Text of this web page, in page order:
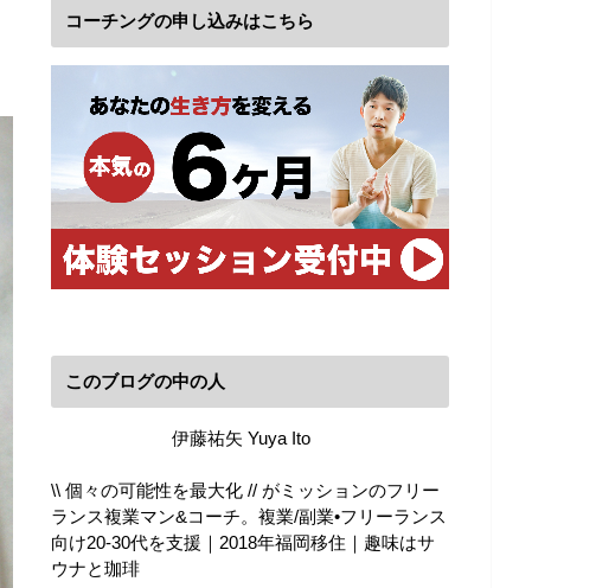
コーチングの申し込みはこちら
このブログの中の人
伊藤祐矢 Yuya Ito
\\ 個々の可能性を最大化 // がミッションのフリー
ランス複業マン&コーチ。複業/副業•フリーランス
向け20-30代を支援｜2018年福岡移住｜趣味はサ
ウナと珈琲